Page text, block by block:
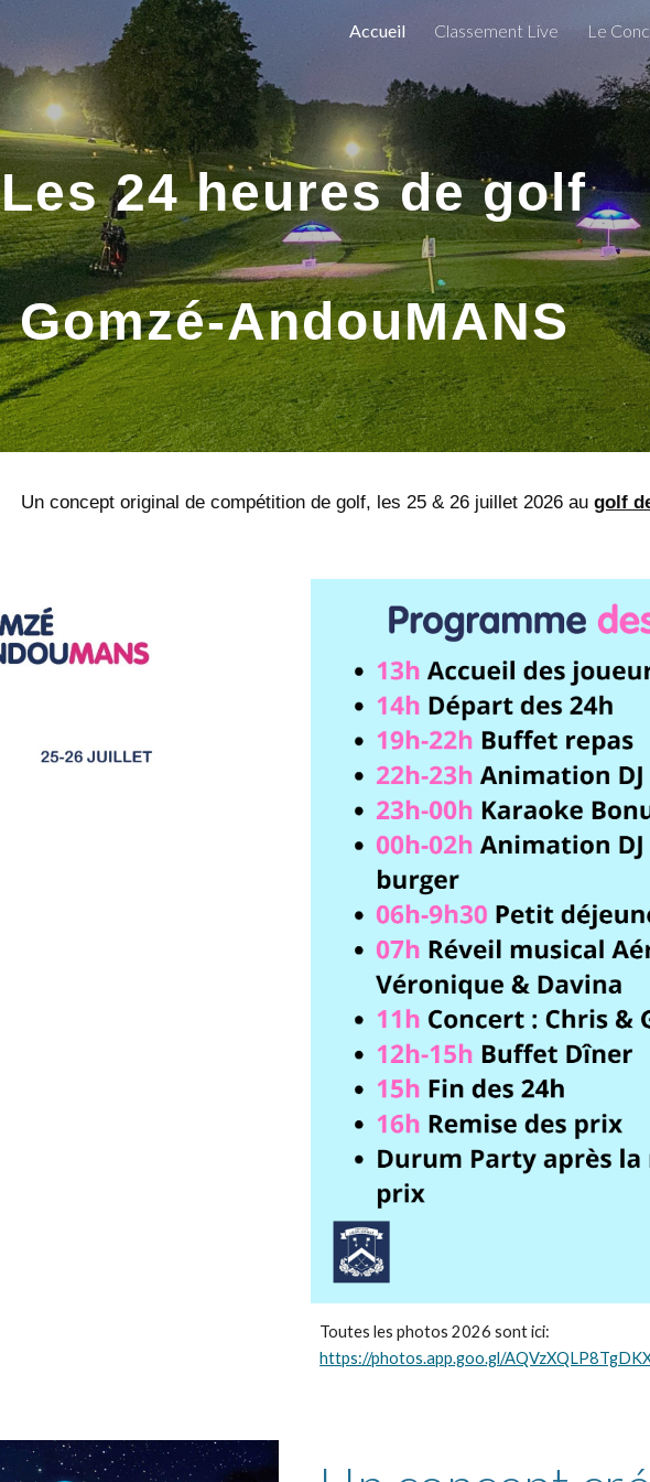
Skip to main content Skip to
Accueil Classement Live Le
Les 24 heures de golf
Gomzé-AndouMANS
Un concept original de compétition de golf, les 25 & 26 juillet 2026 au golf
Toutes les photos 2026 sont ici:
https://photos.app.goo.gl/